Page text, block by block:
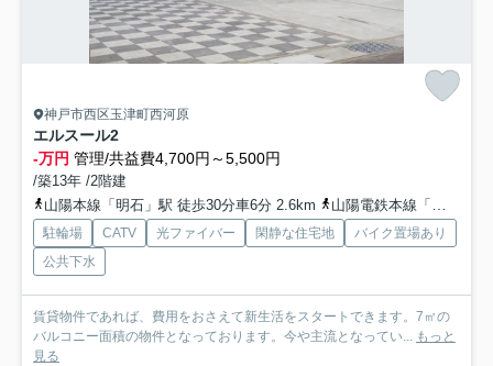
神戸市西区玉津町西河原
エルスール2
-万円 管理/共益費4,700円～5,500円
/築13年 /2階建
山陽本線「明石」駅 徒歩30分車6分 2.6km
山陽電鉄本線「西新町」駅 徒歩20分
駐輪場 CATV 光ファイバー 閑静な住宅地
バイク置場あり
公共下水
賃貸物件であれば、費用をおさえて新生活をスタートできます。7㎡の
バルコニー面積の物件となっております。今や主流となってい... もっと
見る